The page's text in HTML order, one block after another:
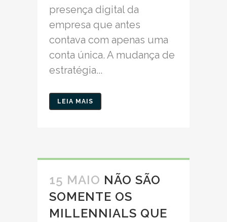
presença digital da
empresa que antes
contava com apenas uma
conta única. A mudança de
estratégia...
LEIA MAIS
15 MAIO NÃO SÃO
SOMENTE OS
MILLENNIALS QUE